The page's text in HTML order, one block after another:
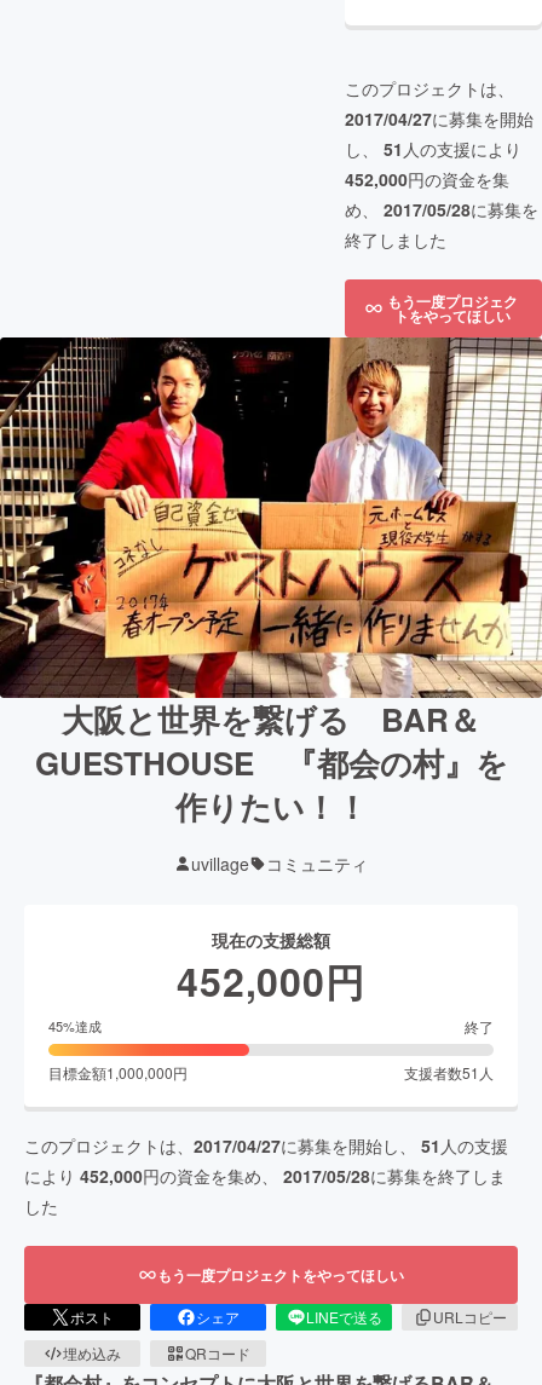
このプロジェクトは、
2017/04/27に募集を開始
し、 51 人の支援により
452,000円の資金を集
め、 2017/05/28に募集を
終了しました
もう一度プロジェク
トをやってほしい
大阪と世界を繋げる BAR＆
GUESTHOUSE 『都会の村』を
作りたい！！
uvillage コミュニティ
現在の支援総額
452,000円
45%達成 終了
目標金額1,000,000円 支援者数51 人
このプロジェクトは、 2017/04/27に募集を開始し、 51 人の支援
により 452,000円の資金を集め、 2017/05/28に募集を終了しま
した
もう一度プロジェクトをやってほしい
ポスト シェア LINEで送る
URLコピー
埋め込み
QRコード